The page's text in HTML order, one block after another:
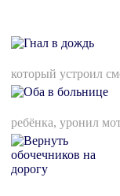
который устроил
ребёнка, уронил